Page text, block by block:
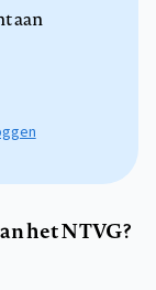
aan
het NTVG?